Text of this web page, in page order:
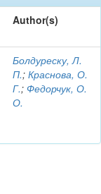
Author(s)
Болдуреску, Л.
П.; Краснова, О.
Г.; Федорчук, О.
О.